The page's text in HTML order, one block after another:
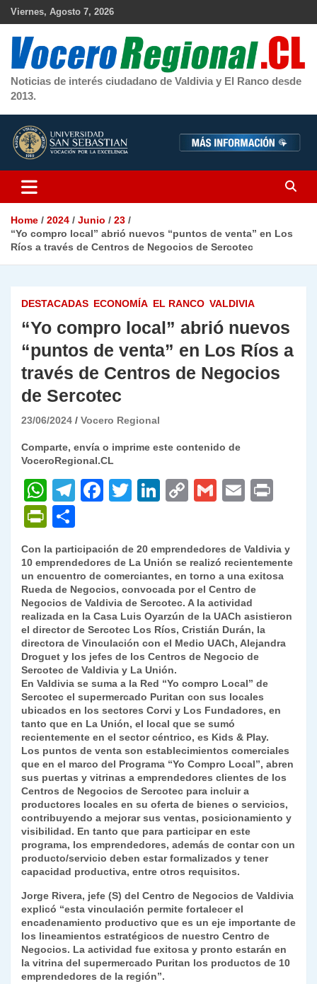
Skip
Viernes, Agosto 7, 2026
Noticias de interés ciudadano de Valdivia y El Ranco desde
2013.
Home 2024 Junio
23
“Yo compro local” abrió nuevos “puntos de venta” en Los
Ríos a través de Centros de Negocios de Sercotec
DESTACADAS ECONOMÍA EL RANCO VALDIVIA
“Yo compro local” abrió nuevos
“puntos de venta” en Los Ríos a
través de Centros de Negocios
de Sercotec
23/06/2024 Vocero Regional
Comparte, envía o imprime este contenido de
VoceroRegional.CL
W
h
at
s
A
p
p
T
gr
a
m
F
e
b
o
o
k
T
er
Li
e
dI
n
C
y
Li
n
k
G
l
E
l
P
nt
Fr
ie
n
dl
y
o
m
p
ar
tir
Con la participación de 20 emprendedores de Valdivia y
10 emprendedores de La Unión se realizó recientemente
un encuentro de comerciantes, en torno a una exitosa
Rueda de Negocios, convocada por el Centro de
Negocios de Valdivia de Sercotec. A la actividad
realizada en la Casa Luis Oyarzún de la UACh asistieron
el director de Sercotec Los Ríos, Cristián Durán, la
directora de Vinculación con el Medio UACh, Alejandra
Droguet y los jefes de los Centros de Negocio de
Sercotec de Valdivia y La Unión.
En Valdivia se suma a la Red “Yo compro Local” de
Sercotec el supermercado Puritan con sus locales
ubicados en los sectores Corvi y Los Fundadores, en
tanto que en La Unión, el local que se sumó
recientemente en el sector céntrico, es Kids & Play.
Los puntos de venta son establecimientos comerciales
que en el marco del Programa “Yo Compro Local”, abren
sus puertas y vitrinas a emprendedores clientes de los
Centros de Negocios de Sercotec para incluir a
productores locales en su oferta de bienes o servicios,
contribuyendo a mejorar sus ventas, posicionamiento y
visibilidad. En tanto que para participar en este
programa, los emprendedores, además de contar con un
producto/servicio deben estar formalizados y tener
capacidad productiva, entre otros requisitos.
Jorge Rivera, jefe (S) del Centro de Negocios de Valdivia
explicó “esta vinculación permite fortalecer el
encadenamiento productivo que es un eje importante de
los lineamientos estratégicos de nuestro Centro de
Negocios. La actividad fue exitosa y pronto estarán en
la vitrina del supermercado Puritan los productos de 10
emprendedores de la región”.